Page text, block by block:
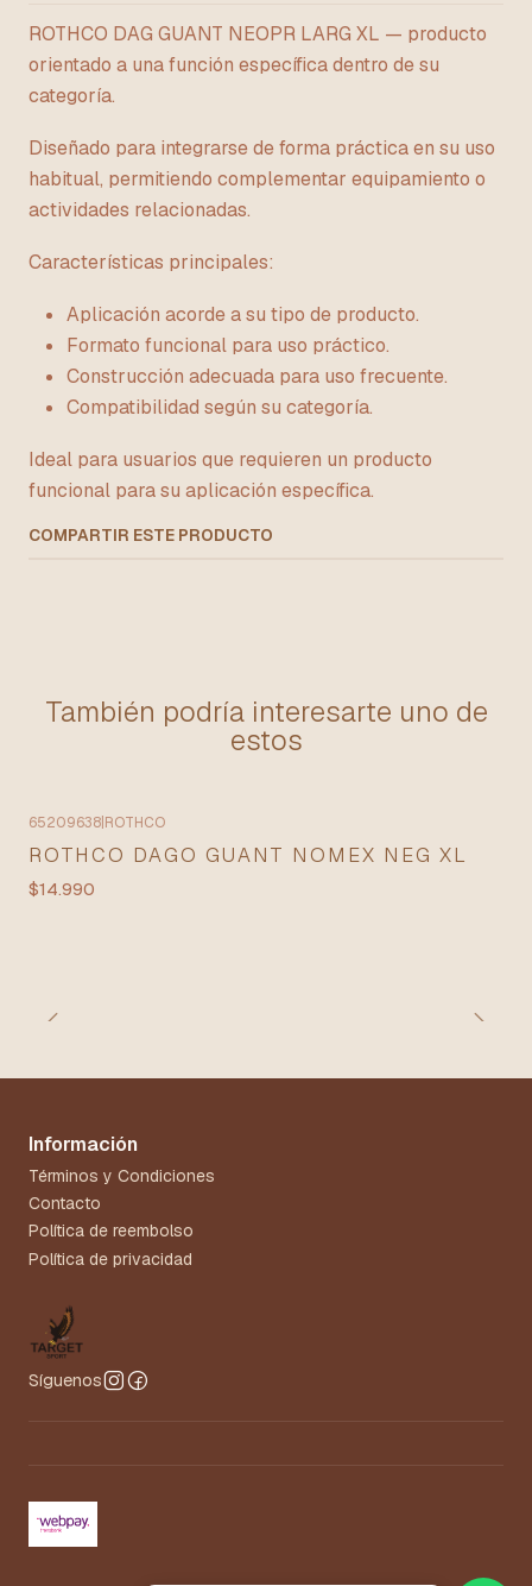
ROTHCO DAG GUANT NEOPR LARG XL — producto
orientado a una función específica dentro de su
categoría.
Diseñado para integrarse de forma práctica en su uso
habitual, permitiendo complementar equipamiento o
actividades relacionadas.
Características principales:
Aplicación acorde a su tipo de producto.
Formato funcional para uso práctico.
Construcción adecuada para uso frecuente.
Compatibilidad según su categoría.
Ideal para usuarios que requieren un producto
funcional para su aplicación específica.
COMPARTIR ESTE PRODUCTO
También podría interesarte uno de
estos
65209638 ROTHCO
ROTHCO DAGO GUANT NOMEX NEG XL
$14.990
Información
Términos y Condiciones
Contacto
Política de reembolso
Política de privacidad
Síguenos